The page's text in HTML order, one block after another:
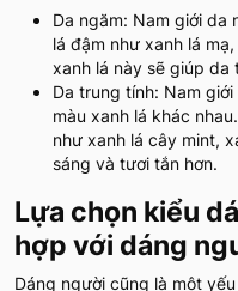
Da ngăm: Nam giới da
lá đậm như xanh lá
xanh lá này sẽ giúp da
Da trung tính: Nam
màu xanh lá khác
như xanh lá cây mint,
sáng và tươi tắn hơn.
Lựa chọn kiểu
hợp với dáng
Dáng người cũng là một